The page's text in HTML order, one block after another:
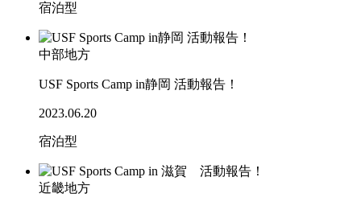
宿泊型
中部地方
USF Sports Camp in静岡 活動報告！
2023.06.20
宿泊型
近畿地方